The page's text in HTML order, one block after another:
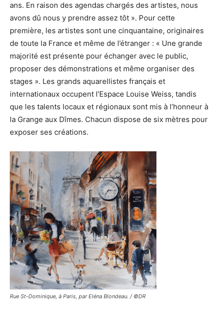
ans. En raison des agendas chargés des artistes, nous
avons dû nous y prendre assez tôt ». Pour cette
première, les artistes sont une cinquantaine, originaires
de toute la France et même de l’étranger : « Une grande
majorité est présente pour échanger avec le public,
proposer des démonstrations et même organiser des
stages ». Les grands aquarellistes français et
internationaux occupent l’Espace Louise Weiss, tandis
que les talents locaux et régionaux sont mis à l’honneur à
la Grange aux Dîmes. Chacun dispose de six mètres pour
exposer ses créations.
Rue St-Dominique, à Paris, par Eléna Blondeau. / ©DR